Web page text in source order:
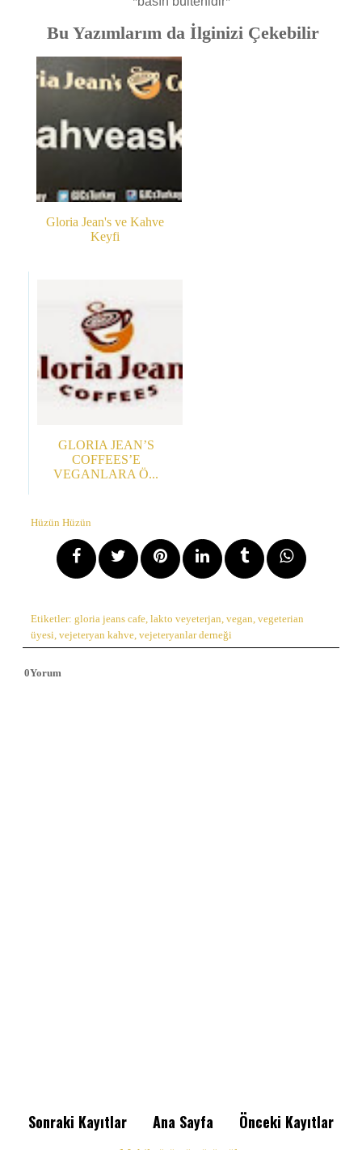
Bu Yazımlarım da İlginizi Çekebilir
Gloria Jean's ve Kahve
Keyfi
GLORIA JEAN’S
COFFEES’E
VEGANLARA Ö...
Hüzün Hüzün
Etiketler: gloria jeans cafe lakto veyeterjan vegan vegeterian
üyesi vejeteryan kahve vejeteryanlar derneği
0Yorum
Sonraki Kayıtlar Önceki Kayıtlar
Ana Sayfa